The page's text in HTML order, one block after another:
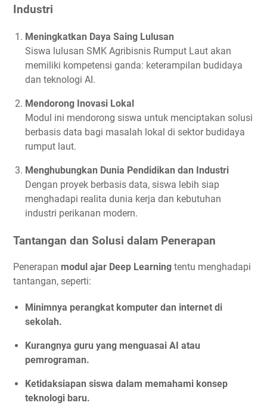
Industri
Meningkatkan Daya Saing Lulusan
Siswa lulusan SMK Agribisnis Rumput Laut akan
memiliki kompetensi ganda: keterampilan budidaya
dan teknologi AI.
Mendorong Inovasi Lokal
Modul ini mendorong siswa untuk menciptakan solusi
berbasis data bagi masalah lokal di sektor budidaya
rumput laut.
Menghubungkan Dunia Pendidikan dan Industri
Dengan proyek berbasis data, siswa lebih siap
menghadapi realita dunia kerja dan kebutuhan
industri perikanan modern.
Tantangan dan Solusi dalam Penerapan
Penerapan modul ajar Deep Learning tentu menghadapi
tantangan, seperti:
Minimnya perangkat komputer dan internet di
sekolah.
Kurangnya guru yang menguasai AI atau
pemrograman.
Ketidaksiapan siswa dalam memahami konsep
teknologi baru.